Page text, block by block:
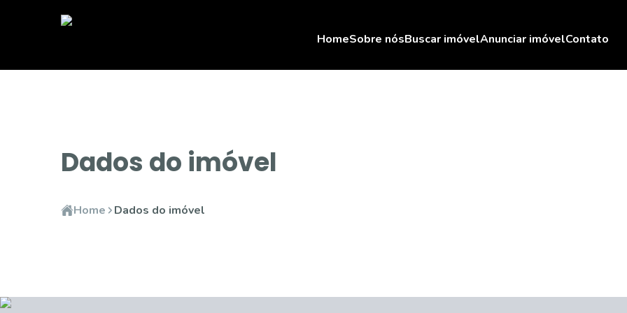
HomeSobre nósBuscar imóvelAnunciar imóvelContato
Dados do imóvel
Home Dados do imóvel